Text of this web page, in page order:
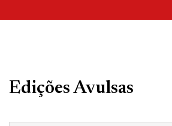
Edições Avulsas